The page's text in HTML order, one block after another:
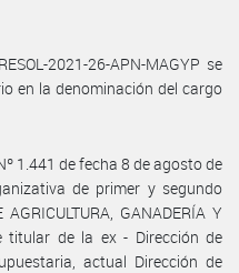
2021-26-APN-MAGYP se
en la denominación del cargo
1.441 de fecha 8 de agosto de
de primer y segundo
GANADERÍA Y
titular de la ex - Dirección de
actual Dirección de